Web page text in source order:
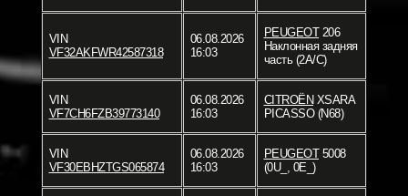
VIN
VF32AKFWR42587318
06.08.2026
16:03
PEUGEOT206
Наклонная задняя
часть (2A/C)
VIN
VF7CH6FZB39773140
06.08.2026
16:03
CITROËN XSARA
PICASSO (N68)
VIN
VF30EBHZTGS065874
06.08.2026
16:03
PEUGEOT5008
(0U_, 0E_)